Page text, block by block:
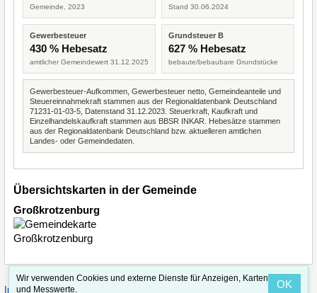
Gemeinde, 2023 Stand 30.06.2024
Gewerbesteuer
430 % Hebesatz
amtlicher Gemeindewert 31.12.2025
Grundsteuer B
627 % Hebesatz
bebaute/bebaubare Grundstücke
Gewerbesteuer-Aufkommen, Gewerbesteuer netto, Gemeindeanteile und
Steuereinnahmekraft stammen aus der Regionaldatenbank Deutschland
71231-01-03-5, Datenstand 31.12.2023. Steuerkraft, Kaufkraft und
Einzelhandelskaufkraft stammen aus BBSR INKAR. Hebesätze stammen
aus der Regionaldatenbank Deutschland bzw. aktuelleren amtlichen
Landes- oder Gemeindedaten.
Übersichtskarten in der Gemeinde
Großkrotzenburg
Impressum·Straßenindex
Wir verwenden Cookies und externe Dienste für Anzeigen, Karten
und Messwerte.
OK